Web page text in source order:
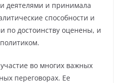
деятелями и принимала
способности и
по достоинству оценены, и
во многих важных
переговорах. Ее